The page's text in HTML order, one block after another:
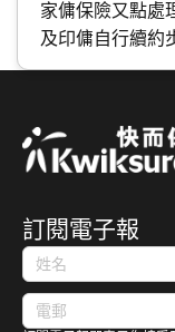
家傭保險又點處
及印傭自行續約
費之餘避免合約
訂閱電子報